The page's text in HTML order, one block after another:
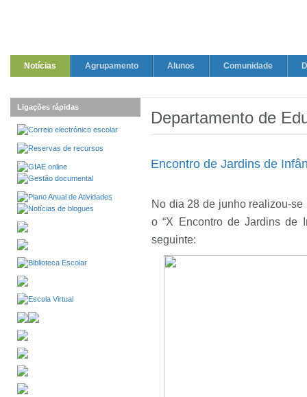
Notícias Agrupamento Alunos Comunidade
Departamento de
Encontro de Jardins de
No dia 28 de junho realizou-
o “X Encontro de Jardins de
seguinte:
Ligações rápidas